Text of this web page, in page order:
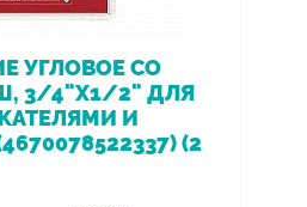
УГЛОВОЕ СО
3/4"Х1/2" ДЛЯ
И
(2